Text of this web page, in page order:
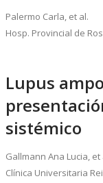
Palermo Carla, et al.
Hosp. Provincial de
Lupus
sistémico
Gallmann Ana Lucia, et
Clínica Universitaria